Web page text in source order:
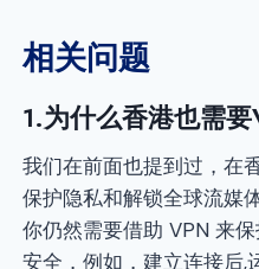
相关问题
1.为什么香港也需
我们在前面也提到过，在
保护隐私和解锁全球流媒
你仍然需要借助 VPN 来
安全，例如，建立连接后,